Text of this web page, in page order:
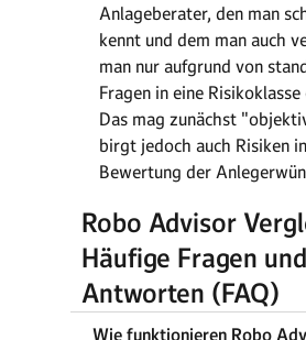
Anlageberater, den man
kennt und dem man auch
man nur aufgrund von
Fragen in eine
Das mag zunächst
birgt jedoch auch Risiken
Bewertung der
Robo Advisor
Häufige Fragen und
Antworten (FAQ)
Wie funktionieren Robo